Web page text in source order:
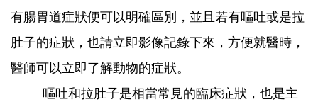
有腸胃道症狀便可以明確區別，並且若有嘔吐或是拉
肚子的症狀，也請立即影像記錄下來，方便就醫時，
醫師可以立即了解動物的症狀。
嘔吐和拉肚子是相當常見的臨床症狀，也是主